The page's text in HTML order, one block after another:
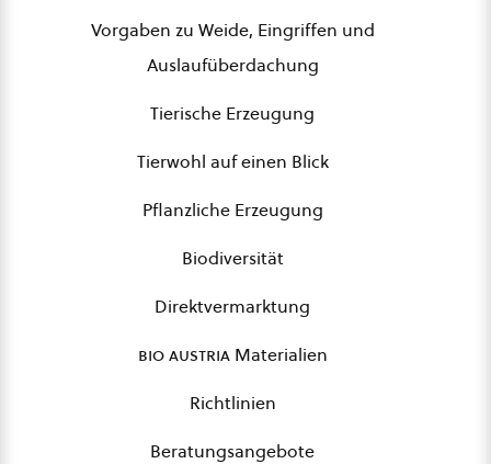
Vorgaben zu Weide, Eingriffen und
Auslaufüberdachung
Tierische Erzeugung
Tierwohl auf einen Blick
Pflanzliche Erzeugung
Biodiversität
Direktvermarktung
bio austriaMaterialien
Richtlinien
Beratungsangebote